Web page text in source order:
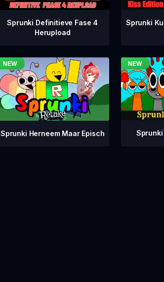
Sprunki Definitieve Fase 4
Herupload
Sprunki
Sprunki Herneem Maar Episch